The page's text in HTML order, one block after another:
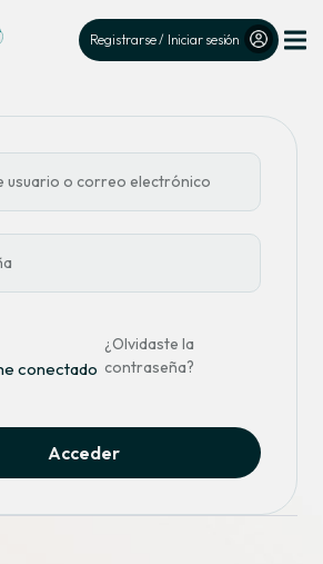
Registrarse / Iniciar sesión
conectado
¿Olvidaste la
contraseña?
Acceder